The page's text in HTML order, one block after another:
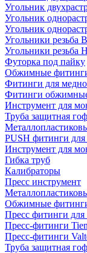
Угольник
Угольник
Угольник
Угольники резьба
Угольники резьба
Футорка под пайку
Обжимные
Фитинги для
Фитинги
Инструмент для
Труба защитная
PUSH фитинги для
Инструмент для
Гибка труб
Калибраторы
Пресс инструмент
Обжимные фитинги
Пресс фитинги для
Пресс-фитинги
Пресс-фитинги
Труба защитная